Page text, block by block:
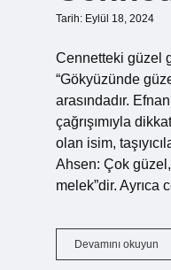
Tarih: Eylül 18, 2024
Cennetteki güzel
“Gökyüzünde
arasındadır.
çağrışımıyla
olan isim,
Ahsen: Çok
melek”dir.
Devamını okuyun